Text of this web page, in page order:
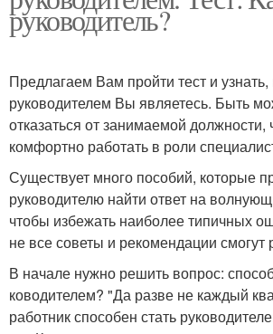
руководитель?
Предлагаем Вам пройти тест и узнать,
руководителем Вы являетесь. Быть
отказаться от занимаемой
комфортно работать в роли
Существует много пособий, которые
руководителю найти ответ на
чтобы избежать наиболее типичных
не все советы и рекомендации смогут
В начале нужно решить вопрос:
ководителем? "Да разве не каждый
работник способен стать